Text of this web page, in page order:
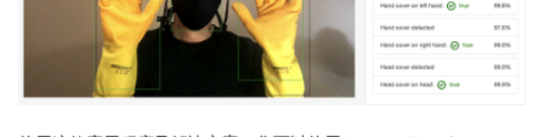
            "Id": 1
        },
        {
            "BodyParts": [